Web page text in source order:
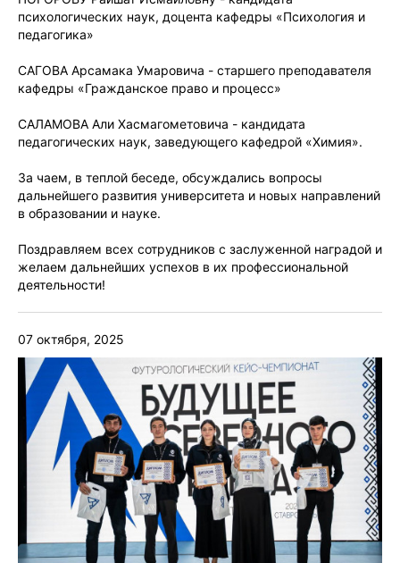
психологических наук, доцента кафедры «Психология и
педагогика»
САГОВА Арсамака Умаровича - старшего преподавателя
кафедры «Гражданское право и процесс»
САЛАМОВА Али Хасмагометовича - кандидата
педагогических наук, заведующего кафедрой «Химия».
За чаем, в теплой беседе, обсуждались вопросы
дальнейшего развития университета и новых направлений
в образовании и науке.
Поздравляем всех сотрудников с заслуженной наградой и
желаем дальнейших успехов в их профессиональной
деятельности!
07 октября, 2025